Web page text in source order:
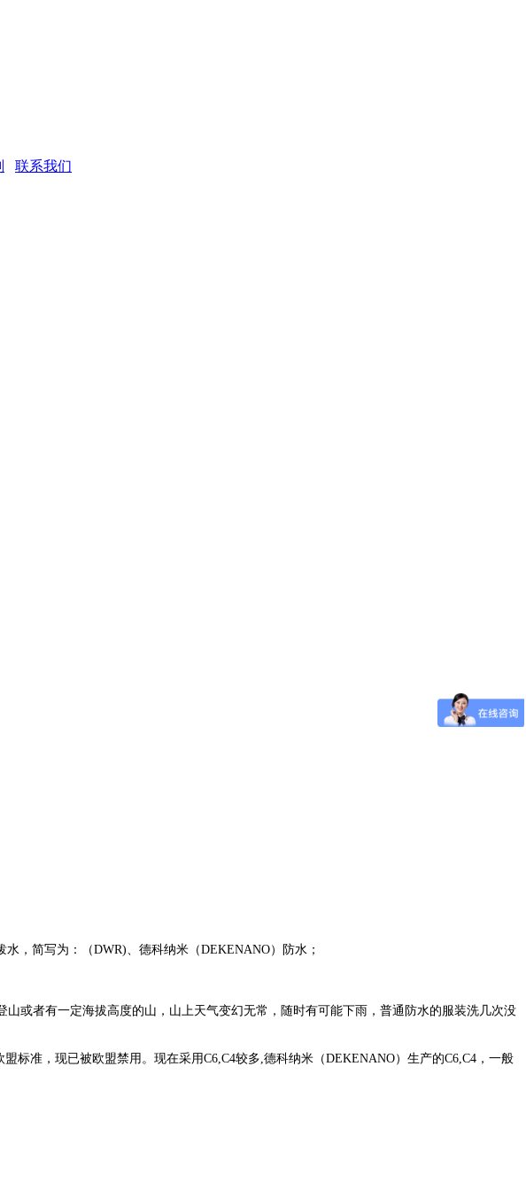
联系我们
水，简写为：（DWR)、德科纳米（DEKENANO）防水；
或者有一定海拔高度的山，山上天气变幻无常，随时有可能下雨，普通防水的服装洗几次没
标准，现已被欧盟禁用。现在采用C6,C4较多,德科纳米（DEKENANO）生产的C6,C4 ，一般